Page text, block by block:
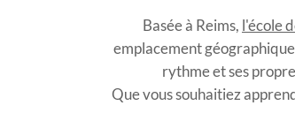
Basée à Reims, l'école
emplacement
rythme et ses
Que vous souhaitiez